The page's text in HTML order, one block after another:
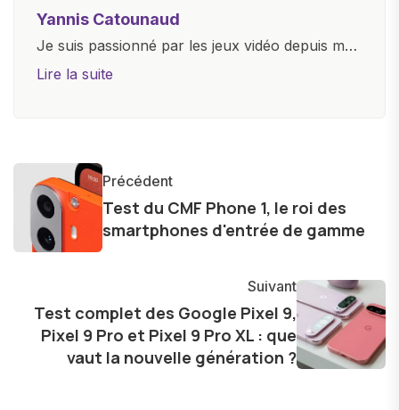
Yannis Catounaud
Je suis passionné par les jeux vidéo depuis mon
plus jeune âge. Mon amour pour l'univers
et bien d'autres gadgets technologiques. Armé
d'une curiosité insatiable, j'aime dévoiler les
dernières tendances et innovations, partageant
avec enthousiasme mes découvertes avec la
l'exploration constante des frontières de la
technologie me permet de présenter aux
lecteurs un aperçu captivant de ce que le futur
numérique nous réserve.
Lire la suite
Précédent
Test du CMF Phone 1, le roi des
smartphones d'entrée de gamme
Suivant
Test complet des Google Pixel 9,
Pixel 9 Pro et Pixel 9 Pro XL : que
vaut la nouvelle génération ?